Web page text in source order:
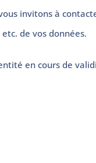
invitons à
de vos données.
en cours de